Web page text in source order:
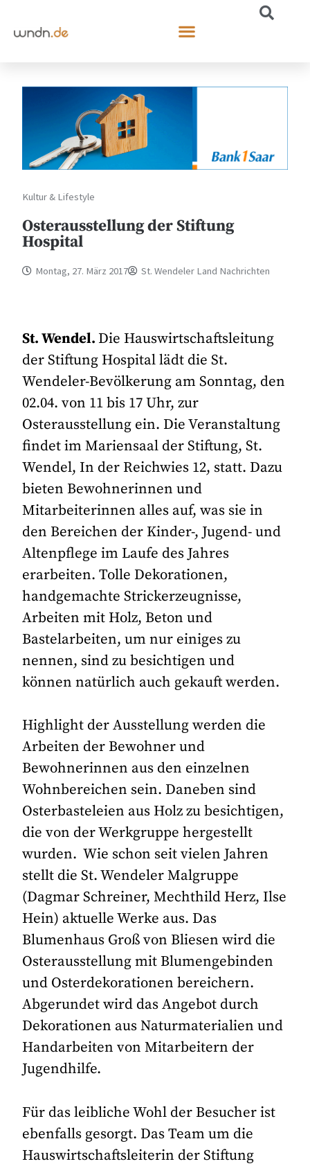
Kultur & Lifestyle
Osterausstellung der Stiftung
Hospital
Montag, 27. März 2017 St. Wendeler Land Nachrichten
St. Wendel. Die Hauswirtschaftsleitung
der Stiftung Hospital lädt die St.
Wendeler-Bevölkerung am Sonntag, den
02.04. von 11 bis 17 Uhr, zur
Osterausstellung ein. Die Veranstaltung
findet im Mariensaal der Stiftung, St.
Wendel, In der Reichwies 12, statt. Dazu
bieten Bewohnerinnen und
Mitarbeiterinnen alles auf, was sie in
den Bereichen der Kinder-, Jugend- und
Altenpflege im Laufe des Jahres
erarbeiten. Tolle Dekorationen,
handgemachte Strickerzeugnisse,
Arbeiten mit Holz, Beton und
Bastelarbeiten, um nur einiges zu
nennen, sind zu besichtigen und
können natürlich auch gekauft werden.
Highlight der Ausstellung werden die
Arbeiten der Bewohner und
Bewohnerinnen aus den einzelnen
Wohnbereichen sein. Daneben sind
Osterbasteleien aus Holz zu besichtigen,
die von der Werkgruppe hergestellt
wurden. Wie schon seit vielen Jahren
stellt die St. Wendeler Malgruppe
(Dagmar Schreiner, Mechthild Herz, Ilse
Hein) aktuelle Werke aus. Das
Blumenhaus Groß von Bliesen wird die
Osterausstellung mit Blumengebinden
und Osterdekorationen bereichern.
Abgerundet wird das Angebot durch
Dekorationen aus Naturmaterialien und
Handarbeiten von Mitarbeitern der
Jugendhilfe.
Für das leibliche Wohl der Besucher ist
ebenfalls gesorgt. Das Team um die
Hauswirtschaftsleiterin der Stiftung